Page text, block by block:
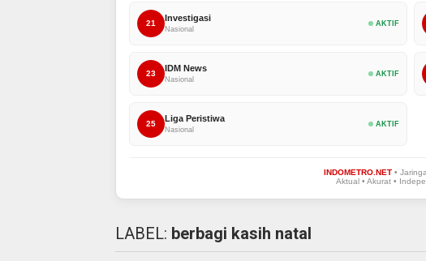
21
Investigasi
Nasional
AKTIF
23
IDM News
Nasional
AKTIF
25
Liga Peristiwa
Nasional
AKTIF
INDOMETRO.NET •
Aktual • Akurat •
LABEL: berbagi kasih natal